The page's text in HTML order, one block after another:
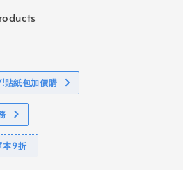
貼紙包加價購
本9折